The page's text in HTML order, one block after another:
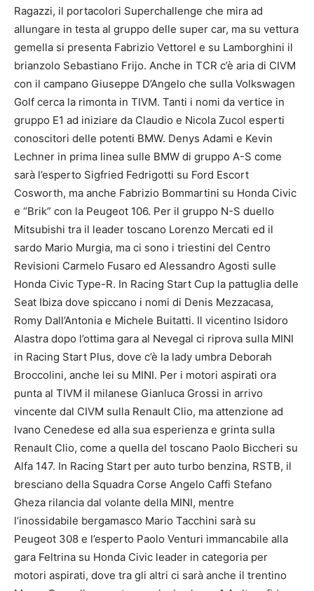
Ragazzi, il portacolori Superchallenge che mira ad
allungare in testa al gruppo delle super car, ma su vettura
gemella si presenta Fabrizio Vettorel e su Lamborghini il
brianzolo Sebastiano Frijo. Anche in TCR c’è aria di CIVM
con il campano Giuseppe D’Angelo che sulla Volkswagen
Golf cerca la rimonta in TIVM. Tanti i nomi da vertice in
gruppo E1 ad iniziare da Claudio e Nicola Zucol esperti
conoscitori delle potenti BMW. Denys Adami e Kevin
Lechner in prima linea sulle BMW di gruppo A-S come
sarà l’esperto Sigfried Fedrigotti su Ford Escort
Cosworth, ma anche Fabrizio Bommartini su Honda Civic
e “Brik” con la Peugeot 106. Per il gruppo N-S duello
Mitsubishi tra il leader toscano Lorenzo Mercati ed il
sardo Mario Murgia, ma ci sono i triestini del Centro
Revisioni Carmelo Fusaro ed Alessandro Agosti sulle
Honda Civic Type-R. In Racing Start Cup la pattuglia delle
Seat Ibiza dove spiccano i nomi di Denis Mezzacasa,
Romy Dall’Antonia e Michele Buitatti. Il vicentino Isidoro
Alastra dopo l’ottima gara al Nevegal ci riprova sulla MINI
in Racing Start Plus, dove c’è la lady umbra Deborah
Broccolini, anche lei su MINI. Per i motori aspirati ora
punta al TIVM il milanese Gianluca Grossi in arrivo
vincente dal CIVM sulla Renault Clio, ma attenzione ad
Ivano Cenedese ed alla sua esperienza e grinta sulla
Renault Clio, come a quella del toscano Paolo Biccheri su
Alfa 147. In Racing Start per auto turbo benzina, RSTB, il
bresciano della Squadra Corse Angelo Caffi Stefano
Gheza rilancia dal volante della MINI, mentre
l’inossidabile bergamasco Mario Tacchini sarà su
Peugeot 308 e l’esperto Paolo Venturi immancabile alla
gara Feltrina su Honda Civic leader in categoria per
motori aspirati, dove tra gli altri ci sarà anche il trentino